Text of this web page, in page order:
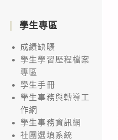
學生專區
成績缺曠
學生學習歷程檔案
專區
學生手冊
學生事務與轉導工
作網
學生事務資訊網
社團選填系統